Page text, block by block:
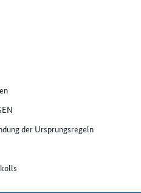
der Ursprungsregeln